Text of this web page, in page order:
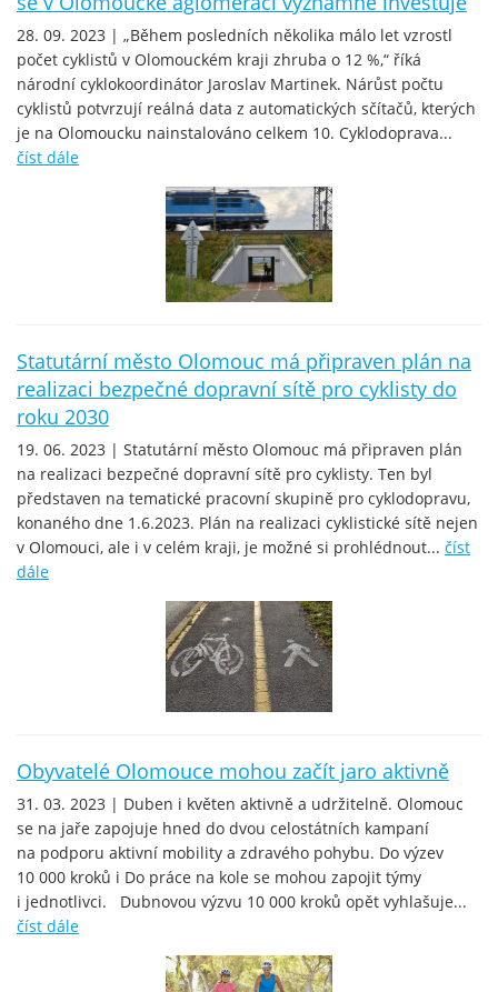
28. 09. 2023 | „Během posledních několika málo let vzrostl
počet cyklistů v Olomouckém kraji zhruba o 12 %,“ říká
národní cyklokoordinátor Jaroslav Martinek. Nárůst počtu
cyklistů potvrzují reálná data z automatických sčítačů, kterých
je na Olomoucku nainstalováno celkem 10. Cyklodoprava...
číst dále
Statutární město Olomouc má připraven plán na
realizaci bezpečné dopravní sítě pro cyklisty do
roku 2030
19. 06. 2023 | Statutární město Olomouc má připraven plán
na realizaci bezpečné dopravní sítě pro cyklisty. Ten byl
představen na tematické pracovní skupině pro cyklodopravu,
konaného dne 1.6.2023. Plán na realizaci cyklistické sítě nejen
v Olomouci, ale i v celém kraji, je možné si prohlédnout... číst
dále
Obyvatelé Olomouce mohou začít jaro aktivně
31. 03. 2023 | Duben i květen aktivně a udržitelně. Olomouc
se na jaře zapojuje hned do dvou celostátních kampaní
na podporu aktivní mobility a zdravého pohybu. Do výzev
10 000 kroků i Do práce na kole se mohou zapojit týmy
i jednotlivci. Dubnovou výzvu 10 000 kroků opět vyhlašuje...
číst dále